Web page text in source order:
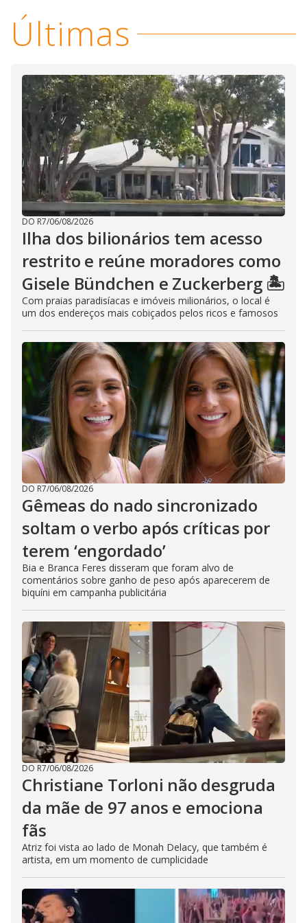
Últimas
DO R7/06/08/2026
Ilha dos bilionários tem acesso
restrito e reúne moradores como
Gisele Bündchen e Zuckerberg 🏝️
Com praias paradisíacas e imóveis milionários, o local é
um dos endereços mais cobiçados pelos ricos e famosos
DO R7/06/08/2026
Gêmeas do nado sincronizado
soltam o verbo após críticas por
terem ‘engordado’
Bia e Branca Feres disseram que foram alvo de
comentários sobre ganho de peso após aparecerem de
biquíni em campanha publicitária
DO R7/06/08/2026
Christiane Torloni não desgruda
da mãe de 97 anos e emociona
fãs
Atriz foi vista ao lado de Monah Delacy, que também é
artista, em um momento de cumplicidade